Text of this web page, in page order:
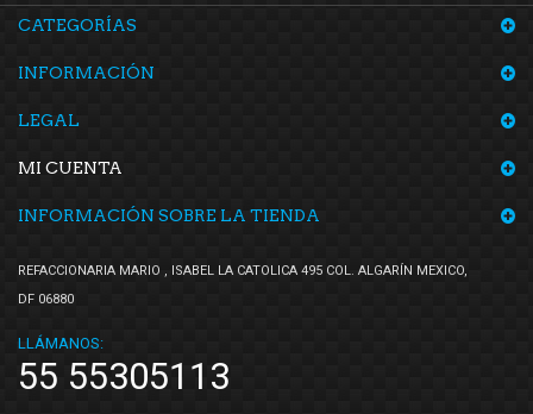
CATEGORÍAS
INFORMACIÓN
LEGAL
MI CUENTA
INFORMACIÓN SOBRE LA TIENDA
REFACCIONARIA MARIO , ISABEL LA CATOLICA 495 COL. ALGARÍN MEXICO,
DF 06880
LLÁMANOS:
55 55305113